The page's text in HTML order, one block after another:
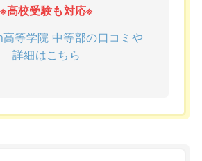
※高校受験も対応※
等学院 中等部の口コミや
詳細はこちら